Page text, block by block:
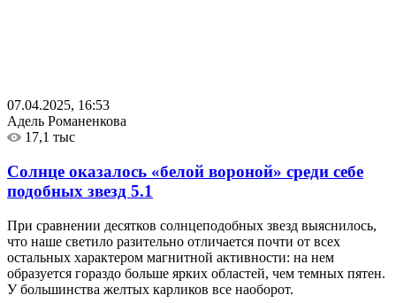
07.04.2025, 16:53
Адель Романенкова
17,1 тыс
Солнце оказалось «белой вороной» среди себе
подобных звезд 5.1
При сравнении десятков солнцеподобных звезд выяснилось,
что наше светило разительно отличается почти от всех
остальных характером магнитной активности: на нем
образуется гораздо больше ярких областей, чем темных пятен.
У большинства желтых карликов все наоборот.